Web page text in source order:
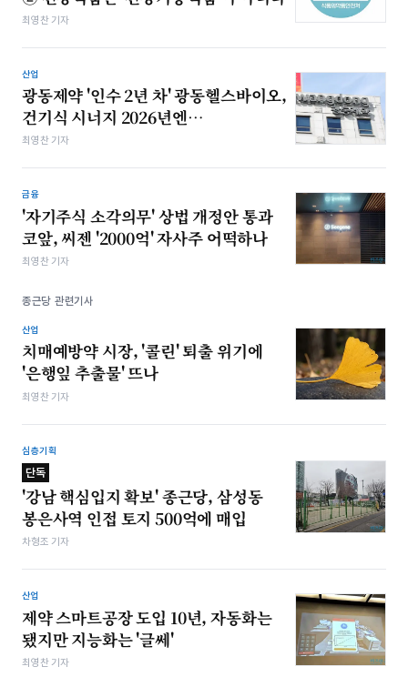
최영찬 기자
산업
광동제약 '인수 2년 차' 광동헬스바이오,
건기식 시너지 2026년엔…
최영찬 기자
금융
'자기주식 소각의무' 상법 개정안 통과
코앞, 씨젠 '2000억' 자사주 어떡하나
최영찬 기자
종근당 관련기사
산업
치매예방약 시장, '콜린' 퇴출 위기에
'은행잎 추출물' 뜨나
최영찬 기자
심층기획
단독
'강남 핵심입지 확보' 종근당, 삼성동
봉은사역 인접 토지 500억에 매입
차형조 기자
산업
제약 스마트공장 도입 10년, 자동화는
됐지만 지능화는 '글쎄'
최영찬 기자